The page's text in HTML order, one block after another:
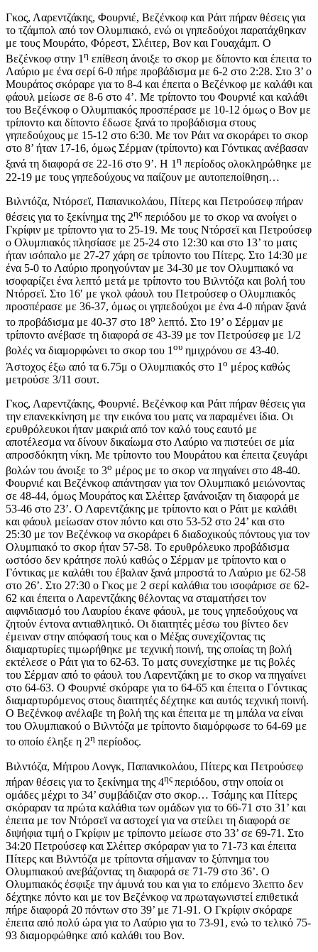
Γκος, Λαρεντζάκης, Φουρνιέ, Βεζένκοφ και Ράιτ πήραν θέσεις για
το τζάμπολ από τον Ολυμπιακό, ενώ οι γηπεδούχοι παρατάχθηκαν
με τους Μουράτο, Φόρεστ, Σλέιτερ, Βον και Γουαχάμπ. Ο
Βεζένκοφ στην 1 η επίθεση άνοιξε το σκορ με δίποντο και έπειτα το
Λαύριο με ένα σερί 6-0 πήρε προβάδισμα με 6-2 στο 2:28. Στο 3’ ο
Μουράτος σκόραρε για το 8-4 και έπειτα ο Βεζένκοφ με καλάθι και
φάουλ μείωσε σε 8-6 στο 4’. Με τρίποντο του Φουρνιέ και καλάθι
του Βεζένκοφ ο Ολυμπιακός προσπέρασε με 10-12 όμως ο Βον με
τρίποντο και δίποντο έδωσε ξανά το προβάδισμα στους
γηπεδούχους με 15-12 στο 6:30. Με τον Ράιτ να σκοράρει το σκορ
στο 8’ ήταν 17-16, όμως Σέρμαν (τρίποντο) και Γόντικας ανέβασαν
ξανά τη διαφορά σε 22-16 στο 9’. Η 1η περίοδος ολοκληρώθηκε με
22-19 με τους γηπεδούχους να παίζουν με αυτοπεποίθηση…
Βιλντόζα, Ντόρσεϊ, Παπανικολάου, Πίτερς και Πετρούσεφ πήραν
θέσεις για το ξεκίνημα της 2ης περιόδου με το σκορ να ανοίγει ο
Γκρίφιν με τρίποντο για το 25-19. Με τους Ντόρσεϊ και Πετρούσεφ
ο Ολυμπιακός πλησίασε με 25-24 στο 12:30 και στο 13’ το ματς
ήταν ισόπαλο με 27-27 χάρη σε τρίποντο του Πίτερς. Στο 14:30 με
ένα 5-0 το Λαύριο προηγούνταν με 34-30 με τον Ολυμπιακό να
ισοφαρίζει ένα λεπτό μετά με τρίποντο του Βιλντόζα και βολή του
Ντόρσεϊ. Στο 16′ με γκολ φάουλ του Πετρούσεφ ο Ολυμπιακός
προσπέρασε με 36-37, όμως οι γηπεδούχοι με ένα 4-0 πήραν ξανά
το προβάδισμα με 40-37 στο 18ο λεπτό. Στο 19’ ο Σέρμαν με
τρίποντο ανέβασε τη διαφορά σε 43-39 με τον Πετρούσεφ με 1/2
βολές να διαμορφώνει το σκορ του 1ου ημιχρόνου σε 43-40.
Άστοχος έξω από τα 6.75μ ο Ολυμπιακός στο 1 ο μέρος καθώς
μετρούσε 3/11 σουτ.
Γκος, Λαρεντζάκης, Φουρνιέ. Βεζένκοφ και Ράιτ πήραν θέσεις για
την επανεκκίνηση με την εικόνα του ματς να παραμένει ίδια. Οι
ερυθρόλευκοι ήταν μακριά από τον καλό τους εαυτό με
αποτέλεσμα να δίνουν δικαίωμα στο Λαύριο να πιστεύει σε μία
απροσδόκητη νίκη. Με τρίποντο του Μουράτου και έπειτα ζευγάρι
βολών του άνοιξε το 3ο μέρος με το σκορ να πηγαίνει στο 48-40.
Φουρνιέ και Βεζένκοφ απάντησαν για τον Ολυμπιακό μειώνοντας
σε 48-44, όμως Μουράτος και Σλέιτερ ξανάνοιξαν τη διαφορά με
53-46 στο 23’. Ο Λαρεντζάκης με τρίποντο και ο Ράιτ με καλάθι
και φάουλ μείωσαν στον πόντο και στο 53-52 στο 24’ και στο
25:30 με τον Βεζένκοφ να σκοράρει 6 διαδοχικούς πόντους για τον
Ολυμπιακό το σκορ ήταν 57-58. Το ερυθρόλευκο προβάδισμα
ωστόσο δεν κράτησε πολύ καθώς ο Σέρμαν με τρίποντο και ο
Γόντικας με καλάθι του έβαλαν ξανά μπροστά το Λαύριο με 62-58
στο 26’. Στο 27:30 ο Γκος με 2 σερί καλάθια του ισοφάρισε σε 62-
62 και έπειτα ο Λαρεντζάκης θέλοντας να σταματήσει τον
αιφνιδιασμό του Λαυρίου έκανε φάουλ, με τους γηπεδούχους να
ζητούν έντονα αντιαθλητικό. Οι διαιτητές μέσω του βίντεο δεν
έμειναν στην απόφασή τους και ο Μέξας συνεχίζοντας τις
διαμαρτυρίες τιμωρήθηκε με τεχνική ποινή, της οποίας τη βολή
εκτέλεσε ο Ράιτ για το 62-63. Το ματς συνεχίστηκε με τις βολές
του Σέρμαν από το φάουλ του Λαρεντζάκη με το σκορ να πηγαίνει
στο 64-63. Ο Φουρνιέ σκόραρε για το 64-65 και έπειτα ο Γόντικας
διαμαρτυρόμενος στους διαιτητές δέχτηκε και αυτός τεχνική ποινή.
Ο Βεζένκοφ ανέλαβε τη βολή της και έπειτα με τη μπάλα να είναι
του Ολυμπιακού ο Βιλντόζα με τρίποντο διαμόρφωσε το 64-69 με
το οποίο έληξε η 2η περίοδος.
Βιλντόζα, Μήτρου Λονγκ, Παπανικολάου, Πίτερς και Πετρούσεφ
πήραν θέσεις για το ξεκίνημα της 4ης περιόδου, στην οποία οι
ομάδες μέχρι το 34’ συμβάδιζαν στο σκορ… Τσάμης και Πίτερς
σκόραραν τα πρώτα καλάθια των ομάδων για το 66-71 στο 31’ και
έπειτα με τον Ντόρσεϊ να αστοχεί για να στείλει τη διαφορά σε
διψήφια τιμή ο Γκρίφιν με τρίποντο μείωσε στο 33’ σε 69-71. Στο
34:20 Πετρούσεφ και Σλέιτερ σκόραραν για το 71-73 και έπειτα
Πίτερς και Βιλντόζα με τρίποντα σήμαναν το ξύπνημα του
Ολυμπιακού ανεβάζοντας τη διαφορά σε 71-79 στο 36’. Ο
Ολυμπιακός έσφιξε την άμυνά του και για το επόμενο 3λεπτο δεν
δέχτηκε πόντο και με τον Βεζένκοφ να πρωταγωνιστεί επιθετικά
πήρε διαφορά 20 πόντων στο 39’ με 71-91. Ο Γκρίφιν σκόραρε
έπειτα από πολύ ώρα για το Λαύριο για το 73-91, ενώ το τελικό 75-
93 διαμορφώθηκε από καλάθι του Βον.